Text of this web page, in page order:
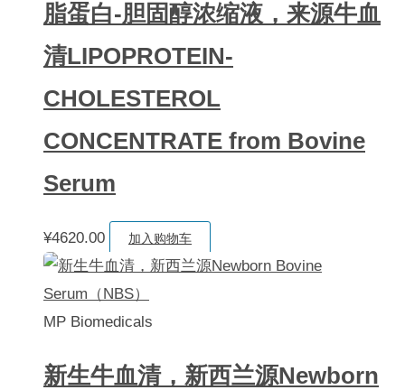
脂蛋白-胆固醇浓缩液，来源牛血
清LIPOPROTEIN-
CHOLESTEROL
CONCENTRATE from Bovine
Serum
¥4620.00 加入购物车
MP Biomedicals
新生牛血清，新西兰源Newborn